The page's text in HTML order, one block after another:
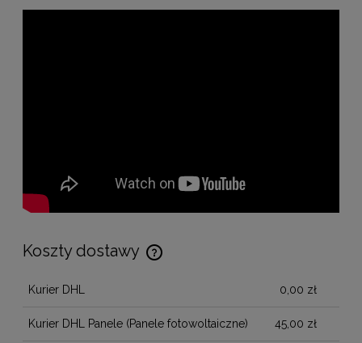
Koszty dostawy
Cena nie zawiera ewentualnych kosztów płatności
Kurier DHL 0,00 zł
Kurier DHL Panele (Panele fotowoltaiczne) 45,00 zł